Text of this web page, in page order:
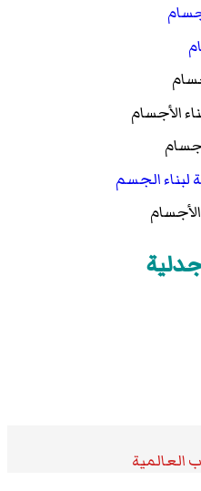
الأجسام
لبناء الجسم
الأجسام
العالمية